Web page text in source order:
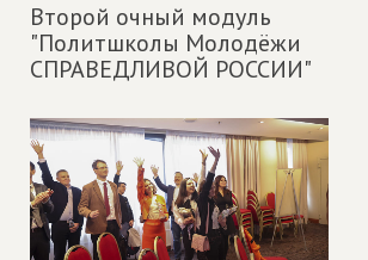
Второй очный модуль
"Политшколы Молодёжи
СПРАВЕДЛИВОЙ РОССИИ"